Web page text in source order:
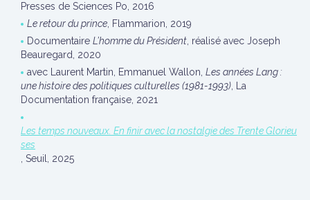
Presses de Sciences Po, 2016
Le retour du prince , Flammarion, 2019
Documentaire L’homme du Président , réalisé avec Joseph
Beauregard, 2020
avec Laurent Martin, Emmanuel Wallon, Les années Lang :
une histoire des politiques culturelles (1981-1993) , La
Documentation française, 2021
Les temps nouveaux. En finir avec la nostalgie des Trente Glorieu
ses
, Seuil, 2025